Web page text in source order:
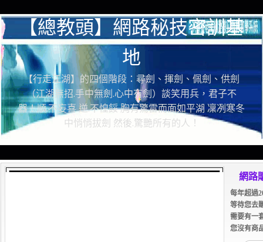
【總教頭】網路秘技密訓基
地
【行走江湖】的四個階段：尋劍、揮劍、佩劍、供劍
（江湖無招.手中無劍.心中有劍）談笑用兵，君子不
器！順.不妄喜 逆.不惶餒 胸有驚雷而面如平湖 凜冽寒冬
中悄悄拔劍 然後.驚艷所有的人！